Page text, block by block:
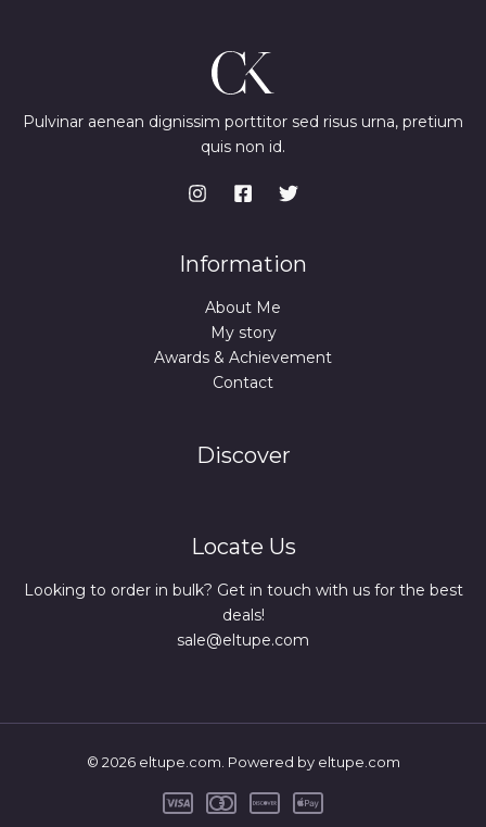
Pulvinar aenean dignissim porttitor sed risus urna, pretium
quis non id.
Information
About Me
My story
Awards & Achievement
Contact
Discover
Locate Us
Looking to order in bulk? Get in touch with us for the best
deals!
sale@eltupe.com
© 2026 eltupe.com. Powered by eltupe.com